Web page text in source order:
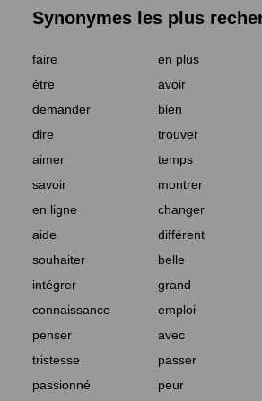
Synonymes les plus
faire
en plus
être
avoir
demander
bien
dire
trouver
aimer
temps
savoir
montrer
en ligne
changer
aide
différent
souhaiter
belle
intégrer
grand
connaissance
emploi
penser
avec
tristesse
passer
passionné
peur